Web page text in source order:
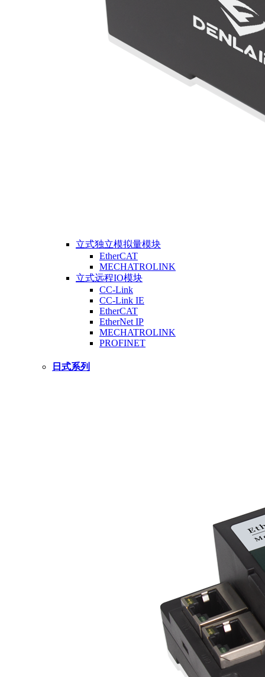
立式独立模拟量模块
EtherCAT
MECHATROLINK
立式远程IO模块
CC-Link
CC-Link IE
EtherCAT
EtherNet IP
MECHATROLINK
PROFINET
日式系列